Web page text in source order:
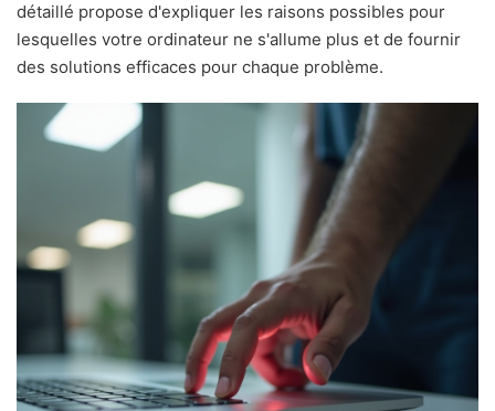
détaillé propose d'expliquer les raisons possibles pour
lesquelles votre ordinateur ne s'allume plus et de fournir
des solutions efficaces pour chaque problème.